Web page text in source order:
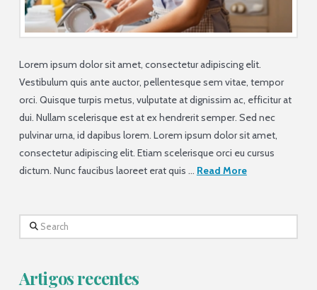
Lorem ipsum dolor sit amet, consectetur adipiscing elit.
Vestibulum quis ante auctor, pellentesque sem vitae, tempor
orci. Quisque turpis metus, vulputate at dignissim ac, efficitur at
dui. Nullam scelerisque est at ex hendrerit semper. Sed nec
pulvinar urna, id dapibus lorem. Lorem ipsum dolor sit amet,
consectetur adipiscing elit. Etiam scelerisque orci eu cursus
dictum. Nunc faucibus laoreet erat quis … Read More
Search
Artigos recentes